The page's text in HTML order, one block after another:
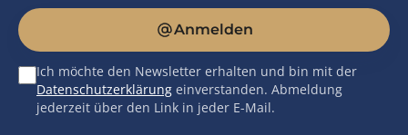
Anmelden
Ich möchte den Newsletter erhalten und bin mit der
Datenschutzerklärung einverstanden. Abmeldung
jederzeit über den Link in jeder E-Mail.